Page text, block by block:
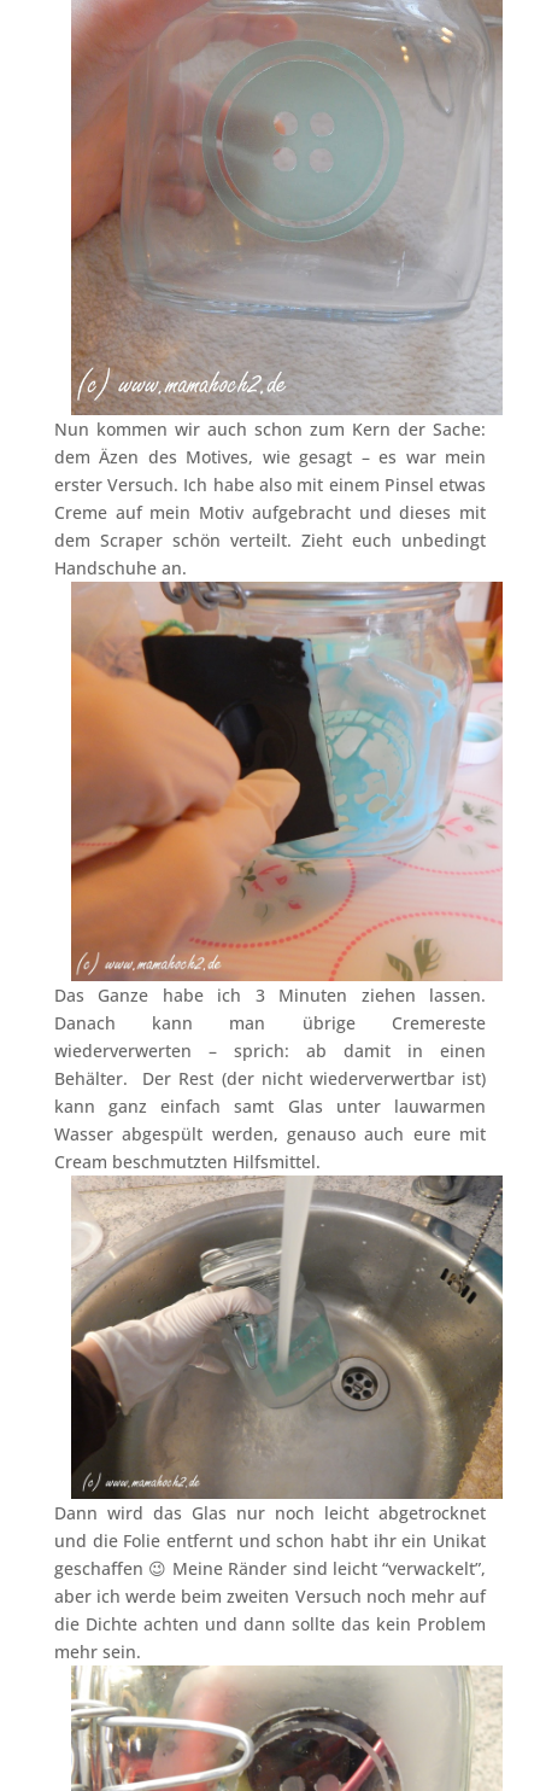
Nun kommen wir auch schon zum Kern der Sache:
dem Äzen des Motives, wie gesagt – es war mein
erster Versuch. Ich habe also mit einem Pinsel etwas
Creme auf mein Motiv aufgebracht und dieses mit
dem Scraper schön verteilt. Zieht euch unbedingt
Handschuhe an.
Das Ganze habe ich 3 Minuten ziehen lassen.
Danach kann man übrige Cremereste
wiederverwerten – sprich: ab damit in einen
Behälter. Der Rest (der nicht wiederverwertbar ist)
kann ganz einfach samt Glas unter lauwarmen
Wasser abgespült werden, genauso auch eure mit
Cream beschmutzten Hilfsmittel.
Dann wird das Glas nur noch leicht abgetrocknet
und die Folie entfernt und schon habt ihr ein Unikat
geschaffen 😉 Meine Ränder sind leicht “verwackelt”,
aber ich werde beim zweiten Versuch noch mehr auf
die Dichte achten und dann sollte das kein Problem
mehr sein.